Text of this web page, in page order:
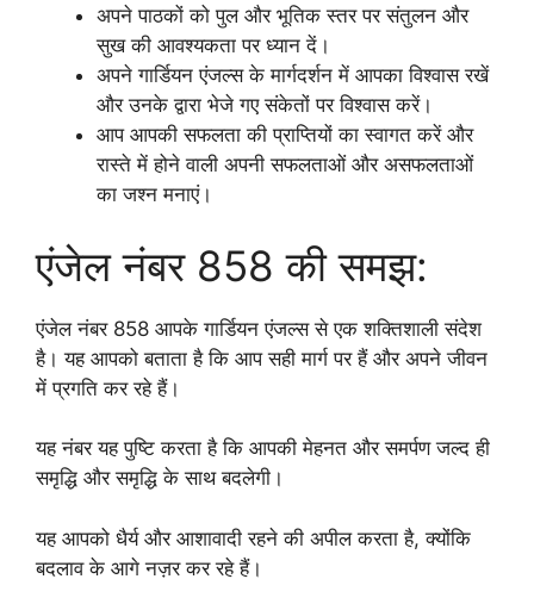
अपने पाठकों को पुल और भूतिक स्तर पर संतुलन और
सुख की आवश्यकता पर ध्यान दें।
अपने गार्डियन एंजल्स के मार्गदर्शन में आपका विश्वास रखें
और उनके द्वारा भेजे गए संकेतों पर विश्वास करें।
आप आपकी सफलता की प्राप्तियों का स्वागत करें और
रास्ते में होने वाली अपनी सफलताओं और असफलताओं
का जश्न मनाएं।
एंजेल नंबर 858 की समझ:
एंजेल नंबर 858 आपके गार्डियन एंजल्स से एक शक्तिशाली संदेश
है। यह आपको बताता है कि आप सही मार्ग पर हैं और अपने जीवन
में प्रगति कर रहे हैं।
यह नंबर यह पुष्टि करता है कि आपकी मेहनत और समर्पण जल्द ही
समृद्धि और समृद्धि के साथ बदलेगी।
यह आपको धैर्य और आशावादी रहने की अपील करता है, क्योंकि
बदलाव के आगे नज़र कर रहे हैं।